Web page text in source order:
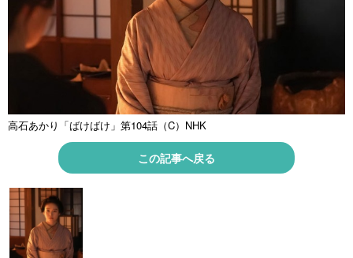
高石あかり「ばけばけ」第104話（C）NHK
この記事へ戻る